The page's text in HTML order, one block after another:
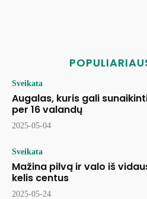
Sveikata
Augalas, kuris gali
per 16 valandų
2025-05-04
Sveikata
Mažina pilvą ir valo iš
kelis centus
2025-05-24